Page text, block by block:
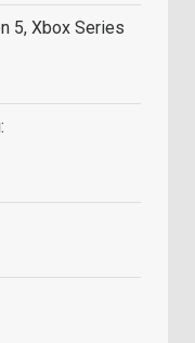
5, Xbox Series